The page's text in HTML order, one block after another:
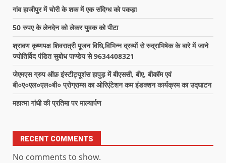
गांव हाजीपुर में चोरी के शक में एक संदिग्ध को पकड़ा
50 रुपए के लेनदेन को लेकर युवक को पीटा
श्रावण कृष्णपक्ष शिवरात्री पूजन विधि,विभिन्न द्रव्यों से रुद्राभिषेक के बारे में जाने
ज्योतिर्विद पंडित सुबोध पाण्डेय से 9634408321
जेएमएस ग्रुप ऑफ़ इंस्टीट्यूशंस हापुड़ में बीएससी, बीए, बीकॉम एवं
बी०ए०एल०एल०बी० प्रोग्राम्स का ओरिएंटेशन कम इंडक्शन कार्यक्रम का उद्घाटन
महात्मा गांधी की प्रतिमा पर माल्यार्पण
RECENT COMMENTS
No comments to show.